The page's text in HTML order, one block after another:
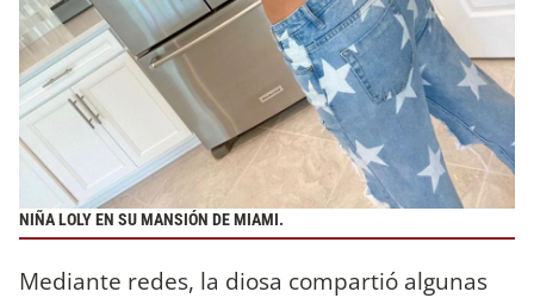
NIÑA LOLY EN SU MANSIÓN DE MIAMI.
Mediante redes, la diosa compartió algunas